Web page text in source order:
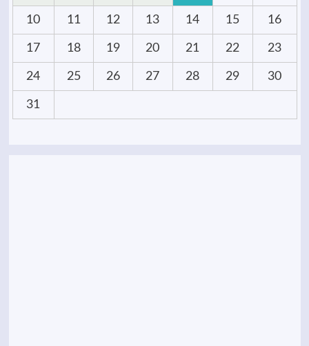
10 11 12 13 14 15 16
17 18 19 20 21 22 23
24 25 26 27 28 29 30
31